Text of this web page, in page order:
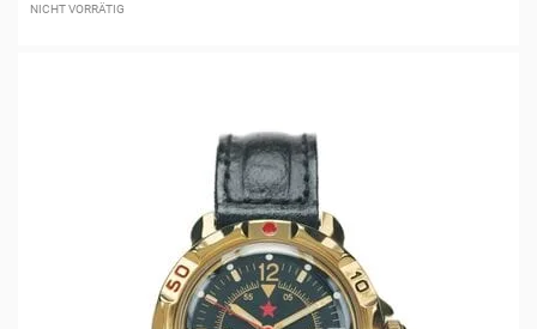
NICHT VORRÄTIG